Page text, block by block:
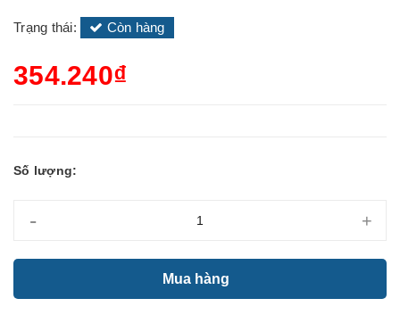
Trạng thái: Còn hàng
354.240₫
Số lượng:
- +
Mua hàng